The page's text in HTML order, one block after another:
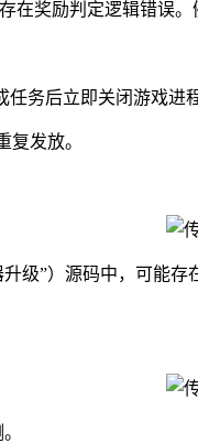
在奖励判定逻辑错误
务后立即关闭游戏进程
复发放。
级”）源码中，可能